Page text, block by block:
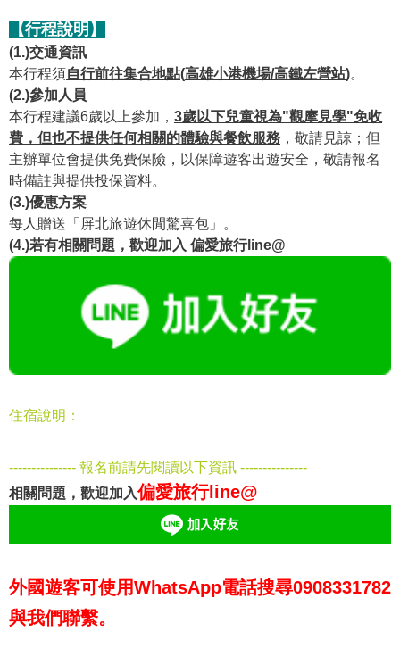
【行程說明】
(1.)交通資訊
本行程須自行前往集合地點(高雄小港機場/高鐵左營站)。
(2.)參加人員
本行程建議6歲以上參加， 3歲以下兒童視為"觀摩見學"免收
費，但也不提供任何相關的體驗與餐飲服務 ，敬請見諒；但
主辦單位會提供免費保險，以保障遊客出遊安全，敬請報名
時備註與提供投保資料。
(3.)優惠方案
每人贈送「屏北旅遊休閒驚喜包」。
(4.)若有相關問題，歡迎加入 偏愛旅行line@
住宿說明：
--------------- 報名前請先閱讀以下資訊 ---------------
相關問題，歡迎加入偏愛旅行line@
外國遊客可使用WhatsApp電話搜尋0908331782
與我們聯繫。